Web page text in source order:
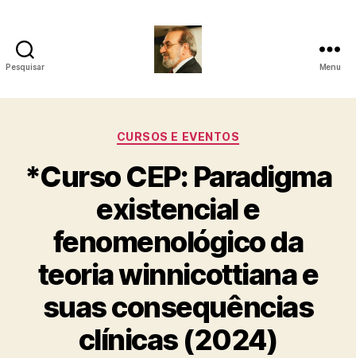
Pesquisar
-
Psicanalista
e
Terapeuta
Familiar
Menu
Categorias
CURSOS E EVENTOS
*Curso CEP: Paradigma
existencial e
fenomenológico da
teoria winnicottiana e
suas consequências
clínicas (2024)